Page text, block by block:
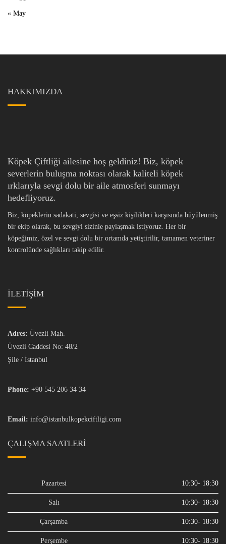
« May
HAKKIMIZDA
Köpek Çiftliği ailesine hoş geldiniz! Biz, köpek
severlerin buluşma noktası olarak kaliteli köpek
ırklarıyla sevgi dolu bir aile atmosferi sunmayı
hedefliyoruz.
Biz, köpeklerin sadakati, sevgisi ve eşsiz kişilikleri karşısında büyülenmiş
bir ekip olarak, bu sevgiyi sizinle paylaşmak istiyoruz. Her bir
köpeğimiz, özel ve sevgi dolu bir ortamda yetiştirilir, tamamen veteriner
kontrolünde sağlıkları takip edilir.
İLETİŞİM
Adres: Üvezli Mah.
Üvezli Caddesi No: 48/2
Şile / İstanbul
Phone: +90 545 206 34 34
Email: info@istanbulkopekciftligi.com
ÇALIŞMA SAATLERI
Pazartesi 10:30- 18:30
Salı 10:30- 18:30
Çarşamba 10:30- 18:30
Perşembe 10:30- 18:30